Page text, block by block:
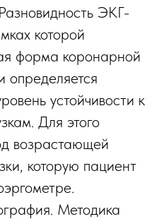
ЭКГ-
которой
форма коронарной
определяется
устойчивости к
Для этого
возрастающей
которую пациент
Методика